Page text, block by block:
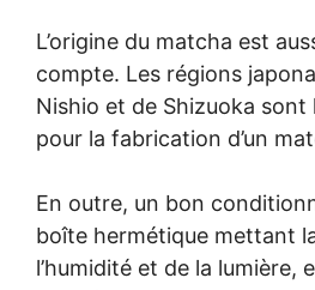
L’origine du matcha est
compte. Les régions
Nishio et de Shizuoka sont
pour la fabrication d’un
En outre, un bon
boîte hermétique mettant
l’humidité et de la lumière,